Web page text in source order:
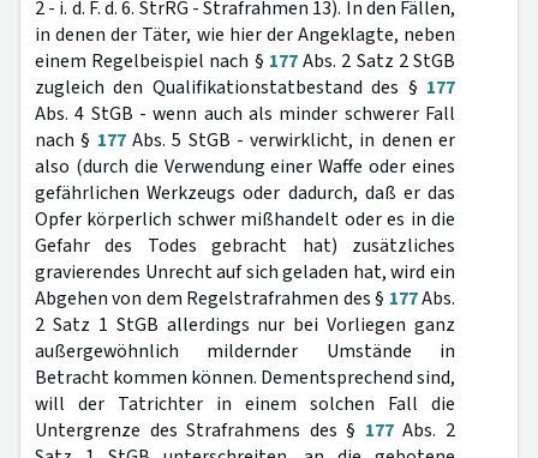
2 - i. d. F. d. 6. StrRG - Strafrahmen 13). In den Fällen,
in denen der Täter, wie hier der Angeklagte, neben
einem Regelbeispiel nach § 177Abs. 2 Satz 2 StGB
zugleich den Qualifikationstatbestand des § 177
Abs. 4 StGB - wenn auch als minder schwerer Fall
nach § 177Abs. 5 StGB - verwirklicht, in denen er
also (durch die Verwendung einer Waffe oder eines
gefährlichen Werkzeugs oder dadurch, daß er das
Opfer körperlich schwer mißhandelt oder es in die
Gefahr des Todes gebracht hat) zusätzliches
gravierendes Unrecht auf sich geladen hat, wird ein
Abgehen von dem Regelstrafrahmen des § 177Abs.
2 Satz 1 StGB allerdings nur bei Vorliegen ganz
außergewöhnlich mildernder Umstände in
Betracht kommen können. Dementsprechend sind,
will der Tatrichter in einem solchen Fall die
Untergrenze des Strafrahmens des § 177Abs. 2